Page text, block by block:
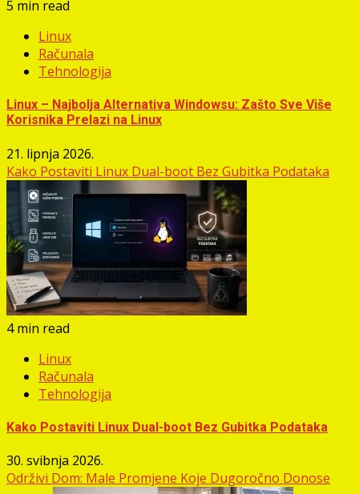
5 min read
Linux
Računala
Tehnologija
Linux – Najbolja Alternativa Windowsu: Zašto Sve Više
Korisnika Prelazi na Linux
21. lipnja 2026.
Kako Postaviti Linux Dual-boot Bez Gubitka Podataka
4 min read
Linux
Računala
Tehnologija
Kako Postaviti Linux Dual-boot Bez Gubitka Podataka
30. svibnja 2026.
Održivi Dom: Male Promjene Koje Dugoročno Donose